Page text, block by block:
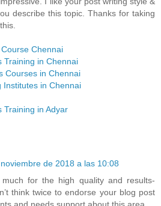
describe this topic. Thanks for taking
Chennai
Training in Chennai
Courses in Chennai
Institutes in Chennai
Training in Adyar
de 2018 a las 10:08
for the high quality and results-
think twice to endorse your blog post
and needs support about this area.